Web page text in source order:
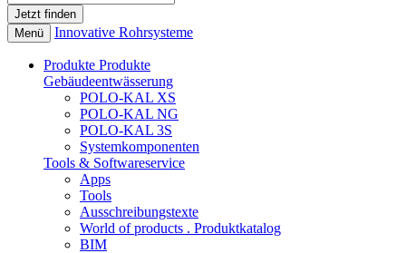
Menü Innovative Rohrsysteme
Produkte Produkte
Gebäudeentwässerung
POLO-KAL XS
POLO-KAL NG
POLO-KAL 3S
Systemkomponenten
Tools & Softwareservice
Apps
Tools
Ausschreibungstexte
World of products . Produktkatalog
BIM